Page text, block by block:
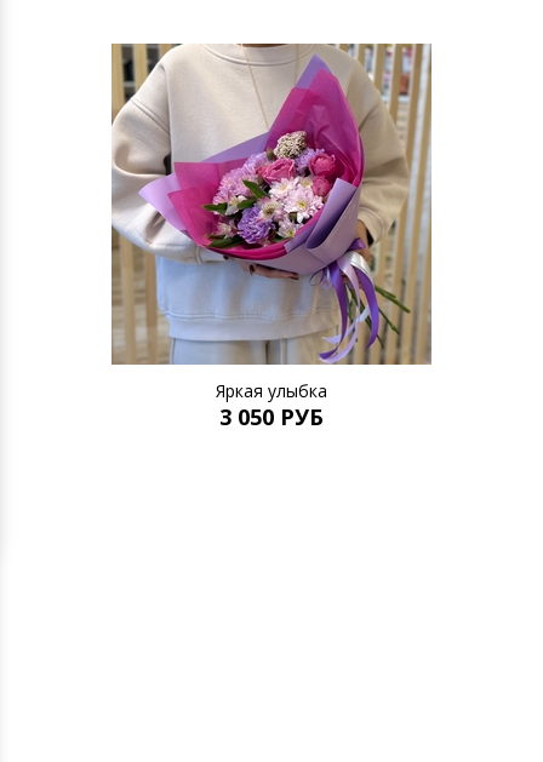
Яркая улыбка
3 050 РУБ